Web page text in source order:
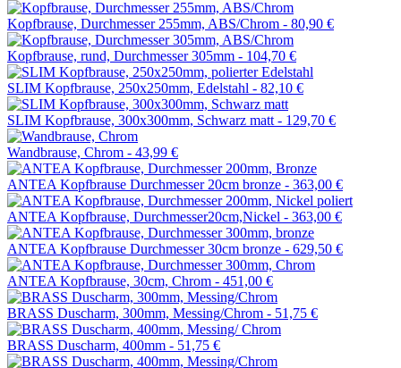
Kopfbrause, Durchmesser 255mm, ABS/Chrom - 80,90 €
Kopfbrause, rund, Durchmesser 305mm - 104,70 €
SLIM Kopfbrause, 250x250mm, Edelstahl - 82,10 €
SLIM Kopfbrause, 300x300mm, Schwarz matt - 129,70 €
Wandbrause, Chrom - 43,99 €
ANTEA Kopfbrause Durchmesser 20cm bronze - 363,00 €
ANTEA Kopfbrause, Durchmesser20cm,Nickel - 363,00 €
ANTEA Kopfbrause Durchmesser 30cm bronze - 629,50 €
ANTEA Kopfbrause, 30cm, Chrom - 451,00 €
BRASS Duscharm, 300mm, Messing/Chrom - 51,75 €
BRASS Duscharm, 400mm - 51,75 €